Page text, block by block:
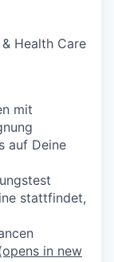
Health Care
mit
auf Deine
stattfindet,
in new